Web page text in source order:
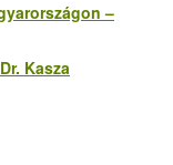
–
Dr. Kasza